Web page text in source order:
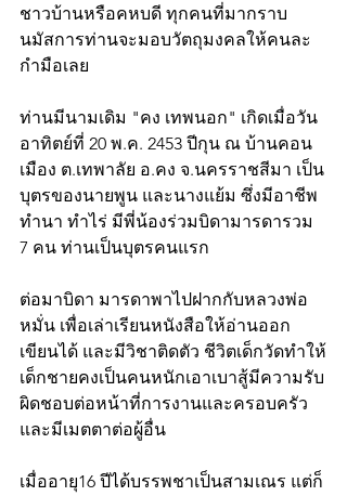
ชาวบ้านหรือคหบดี ทุกคนที่มากราบ
นมัสการท่านจะมอบวัตถุมงคลให้คนละ
กำมือเลย
ท่านมีนามเดิม "คง เทพนอก" เกิดเมื่อวัน
อาทิตย์ที่ 20 พ.ค. 2453 ปีกุน ณ บ้านคอน
เมือง ต.เทพาลัย อ.คง จ.นครราชสีมา เป็น
บุตรของนายพูน และนางแย้ม ซึ่งมีอาชีพ
ทำนา ทำไร่ มีพี่น้องร่วมบิดามารดารวม
7 คน ท่านเป็นบุตรคนแรก
ต่อมาบิดา มารดาพาไปฝากกับหลวงพ่อ
หมั่น เพื่อเล่าเรียนหนังสือให้อ่านออก
เขียนได้ และมีวิชาติดตัว ชีวิตเด็กวัดทำให้
เด็กชายคงเป็นคนหนักเอาเบาสู้มีความรับ
ผิดชอบต่อหน้าที่การงานและครอบครัว
และมีเมตตาต่อผู้อื่น
เมื่ออายุ16 ปีได้บรรพชาเป็นสามเณร แต่ก็